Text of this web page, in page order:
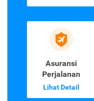
Asuransi
Perjalanan
Lihat Detail